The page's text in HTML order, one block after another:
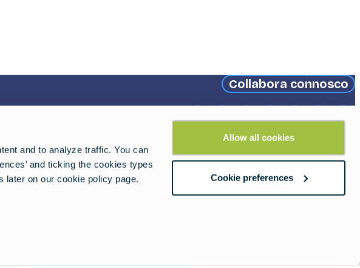
and to analyze traffic. You can
and ticking the cookies types
later on our cookie policy page.
Allow all cookies
Cookie preferences
Collabora connosco
Facebook
Instagram
X
(formerly
Twitter)
YouTubePinterest